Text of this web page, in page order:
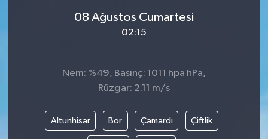
08 Ağustos Cumartesi
02:15
Nem: %49, Basınç: 1011 hpa hPa,
Rüzgar: 2.11 m/s
Altunhisar Bor Çamardı Çiftlik